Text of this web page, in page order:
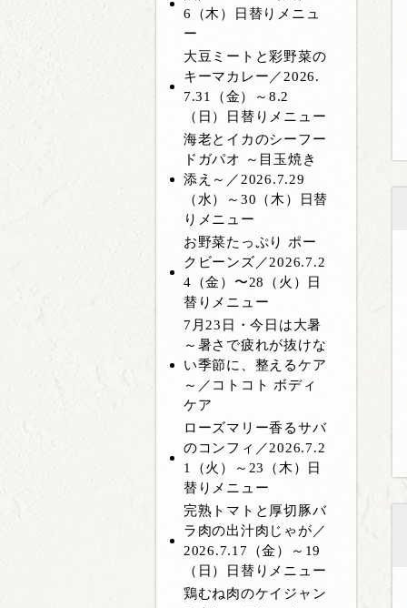
6（木）日替りメニュ
ー
大豆ミートと彩野菜の
キーマカレー／2026.
7.31（金）～8.2
（日）日替りメニュー
海老とイカのシーフー
ドガパオ ～目玉焼き
添え～／2026.7.29
（水）～30（木）日替
りメニュー
お野菜たっぷり ポー
クビーンズ／2026.7.2
4（金）〜28（火）日
替りメニュー
7月23日・今日は大暑
～暑さで疲れが抜けな
い季節に、整えるケア
～／コトコト ボディ
ケア
ローズマリー香るサバ
のコンフィ／2026.7.2
1（火）～23（木）日
替りメニュー
完熟トマトと厚切豚バ
ラ肉の出汁肉じゃが／
2026.7.17（金）～19
（日）日替りメニュー
鶏むね肉のケイジャン